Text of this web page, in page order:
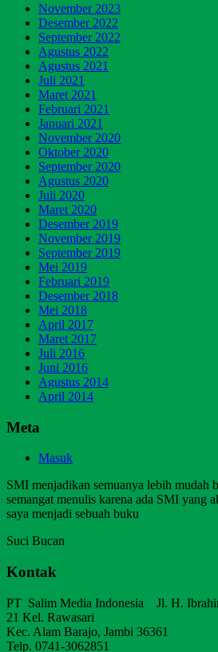
November 2023
Desember 2022
September 2022
Agustus 2022
Agustus 2021
Juli 2021
Maret 2021
Februari 2021
Januari 2021
November 2020
Oktober 2020
September 2020
Agustus 2020
Juli 2020
Maret 2020
Desember 2019
November 2019
September 2019
Mei 2019
Februari 2019
Desember 2018
Mei 2018
April 2017
Maret 2017
Juli 2016
Juni 2016
Agustus 2014
April 2014
Meta
Masuk
SMI menjadikan semuanya lebih mudah
semangat menulis karena ada SMI yang
saya menjadi sebuah buku
Suci Bucan
Kontak
PT Salim Media Indonesia Jl. H.
21 Kel. Rawasari
Kec. Alam Barajo, Jambi 36361
Telp. 0741-3062851